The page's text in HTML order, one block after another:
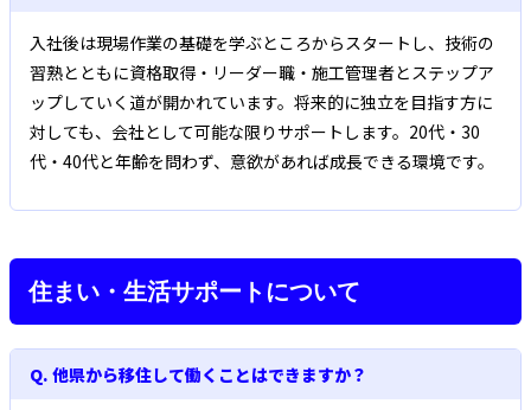
入社後は現場作業の基礎を学ぶところからスタートし、技術の
習熟とともに資格取得・リーダー職・施工管理者とステップア
ップしていく道が開かれています。将来的に独立を目指す方に
対しても、会社として可能な限りサポートします。20代・30
代・40代と年齢を問わず、意欲があれば成長できる環境です。
住まい・生活サポートについて
Q. 他県から移住して働くことはできますか？